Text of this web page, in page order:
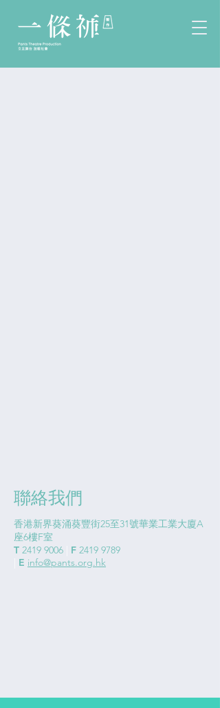
聯絡我們
香港新界葵涌葵豐街25至31號華業工業大廈A
座6樓F室
T 2419 9006 F 2419 9789
E info@pants.org.hk